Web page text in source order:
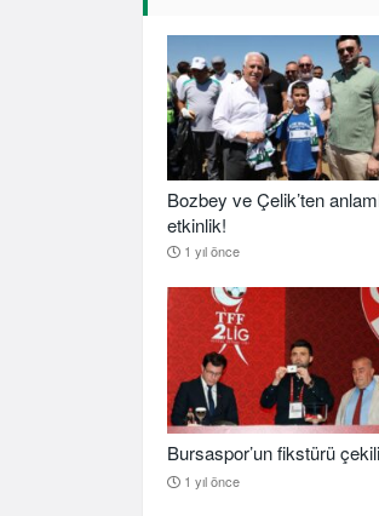
Bozbey ve Çelik’ten
etkinlik!
1 yıl önce
Bursaspor’un fikstürü
1 yıl önce